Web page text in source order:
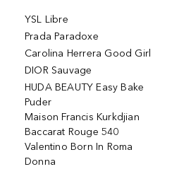
YSL Libre
Prada Paradoxe
Carolina Herrera Good Girl
DIOR Sauvage
HUDA BEAUTY Easy Bake
Puder
Maison Francis Kurkdjian
Baccarat Rouge 540
Valentino Born In Roma
Donna